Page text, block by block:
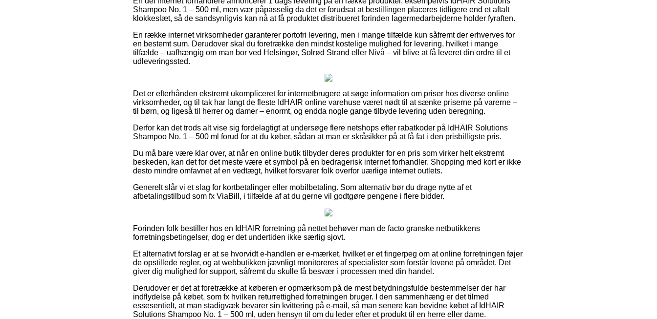
Shampoo No. 1 – 500 ml, men vær påpasselig da det er forudsat at bestillingen placeres tidligere end et aftalt
klokkeslæt, så de sandsynligvis kan nå at få produktet distribueret forinden lagermedarbejderne holder fyraften.
En række internet virksomheder garanterer portofri levering, men i mange tilfælde kun såfremt der erhverves for
en bestemt sum. Derudover skal du foretrække den mindst kostelige mulighed for levering, hvilket i mange
tilfælde – uafhængig om man bor ved Helsingør, Solrød Strand eller Nivå – vil blive at få leveret din ordre til et
udleveringssted.
Det er efterhånden ekstremt ukompliceret for internetbrugere at søge information om priser hos diverse online
virksomheder, og til tak har langt de fleste IdHAIR online varehuse været nødt til at sænke priserne på varerne –
til børn, og ligeså til herrer og damer – enormt, og endda nogle gange tilbyde levering uden beregning.
Derfor kan det trods alt vise sig fordelagtigt at undersøge flere netshops efter rabatkoder på IdHAIR Solutions
Shampoo No. 1 – 500 ml forud for at du køber, sådan at man er skråsikker på at få fat i den prisbilligste pris.
Du må bare være klar over, at når en online butik tilbyder deres produkter for en pris som virker helt ekstremt
beskeden, kan det for det meste være et symbol på en bedragerisk internet forhandler. Shopping med kort er ikke
desto mindre omfavnet af en vedtægt, hvilket forsvarer folk overfor uærlige internet outlets.
Generelt slår vi et slag for kortbetalinger eller mobilbetaling. Som alternativ bør du drage nytte af et
afbetalingstilbud som fx ViaBill, i tilfælde af at du gerne vil godtgøre pengene i flere bidder.
Forinden folk bestiller hos en IdHAIR forretning på nettet behøver man de facto granske netbutikkens
forretningsbetingelser, dog er det undertiden ikke særlig sjovt.
Et alternativt forslag er at se hvorvidt e-handlen er e-mærket, hvilket er et fingerpeg om at online forretningen føjer
de opstillede regler, og at webbutikken jævnligt monitoreres af specialister som forstår lovene på området. Det
giver dig mulighed for support, såfremt du skulle få besvær i processen med din handel.
Derudover er det at foretrække at køberen er opmærksom på de mest betydningsfulde bestemmelser der har
indflydelse på købet, som fx hvilken returrettighed forretningen bruger. I den sammenhæng er det tilmed
essesentielt, at man stadigvæk bevarer sin kvittering på e-mail, så man senere kan bevidne købet af IdHAIR
Solutions Shampoo No. 1 – 500 ml, uden hensyn til om du leder efter et produkt til en herre eller dame.